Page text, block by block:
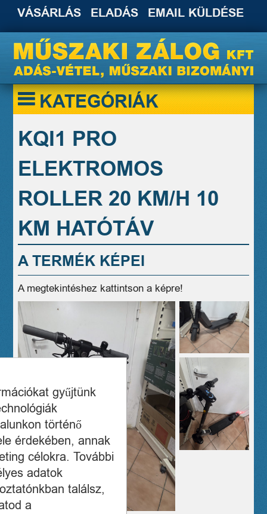
VÁSÁRLÁS ELADÁS EMAIL KÜLDÉSE
KATEGÓRIÁK
KQI1 PRO
ELEKTROMOS
ROLLER 20 KM/H 10
KM HATÓTÁV
A TERMÉK KÉPEI
A megtekintéshez kattintson a képre!
gyűjtünk
történő
érdekében, annak
célokra. További
adatok
találsz,
a